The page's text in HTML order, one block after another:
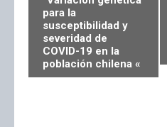
para la
susceptibilidad y
severidad de
COVID-19 en la
población chilena «